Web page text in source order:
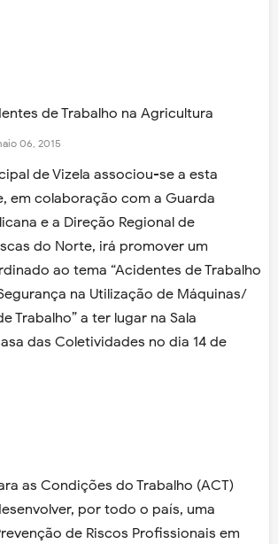
de Trabalho na Agricultura
06, 2015
de Vizela associou-se a esta
em colaboração com a Guarda
e a Direção Regional de
do Norte, irá promover um
ao tema “Acidentes de Trabalho
na Utilização de Máquinas/
Trabalho” a ter lugar na Sala
das Coletividades no dia 14 de
as Condições do Trabalho (ACT)
por todo o país, uma
de Riscos Profissionais em